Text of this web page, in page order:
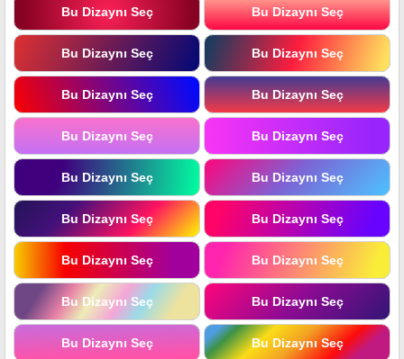
Bu Dizaynı Seç Bu Dizaynı Seç
Bu Dizaynı Seç Bu Dizaynı Seç
Bu Dizaynı Seç Bu Dizaynı Seç
Bu Dizaynı Seç Bu Dizaynı Seç
Bu Dizaynı Seç Bu Dizaynı Seç
Bu Dizaynı Seç Bu Dizaynı Seç
Bu Dizaynı Seç Bu Dizaynı Seç
Bu Dizaynı Seç Bu Dizaynı Seç
Bu Dizaynı Seç Bu Dizaynı Seç